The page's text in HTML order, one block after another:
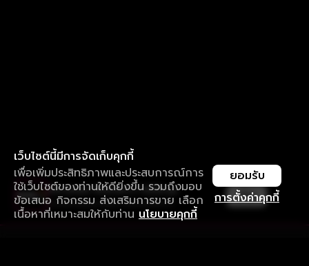
เว็บไซต์นี้มีการจัดเก็บคุกกี้
เพื่อเพิ่มประสิทธิภาพและประสบการณ์การ
ใช้เว็บไซต์ของท่านให้ดียิ่งขึ้น รวมถึงมอบ
ข้อเสนอ กิจกรรม ส่งเสริมการขาย เลือก
เนื้อหาที่เหมาะสมให้กับท่าน นโยบายคุกกี้
การตั้งค่าคุกกี้
ยอมรับ
ใช้งานแอป ลื่นไหลกว่า ไม่มีสะดุด
ดาวน์โหลดแอปเพื่อการรับชมที่ดีกว่า เปิด